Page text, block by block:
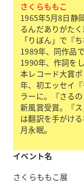
さくらももこ
1965年5月8日静
るんだありがた
「りぼん」で『
1989年、同作品
1990年、作詞を
本レコード大賞
年、初エッセイ
ラーに。『さる
新風賞受賞。『
は翻訳を手がけ
月永眠。
イベント名
さくらももこ展